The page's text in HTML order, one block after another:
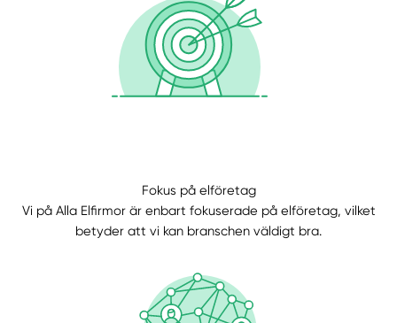
Välj tillvägagångssätt
Fokus på elföretag
Vi på Alla Elfirmor är enbart fokuserade på elföretag, vilket
betyder att vi kan branschen väldigt bra.